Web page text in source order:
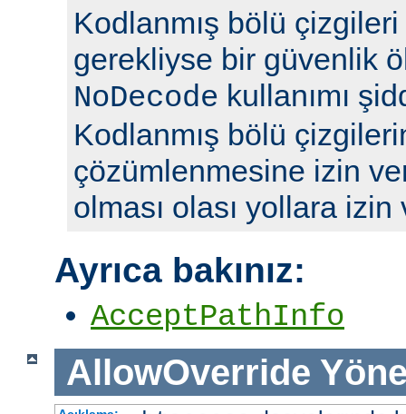
Kodlanmış bölü
gerekliyse bir güvenlik
NoDecode kullanımı
Kodlanmış bölü
çözümlenmesine izin
olması olası yollara
Ayrıca bakınız:
AcceptPathInfo
AllowOverride